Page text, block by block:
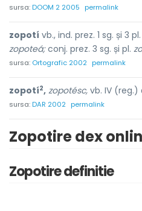
sursa:DOOM 2 2005 permalink
zopotí vb., ind. prez. 1 sg. și 3 pl.
zopoteá;conj. prez. 3 sg. și pl.
sursa: Ortografic 2002 permalink
zopotí2, zopotésc, vb. IV
sursa:DAR 2002 permalink
Zopotire dex
Zopotire definitie